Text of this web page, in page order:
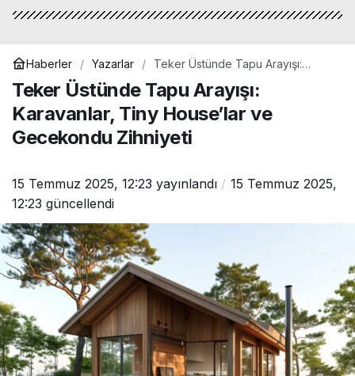
Haberler Yazarlar
Teker Üstünde Tapu Arayışı:
Gecekondu Zihniyeti
Teker Üstünde Tapu Arayışı:
Karavanlar, Tiny House’lar ve
Gecekondu Zihniyeti
15 Temmuz 2025, 12:23 yayınlandı
15 Temmuz 2025,
12:23 güncellendi